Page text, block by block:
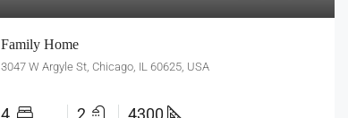
Family Home
3047 W Argyle St, Chicago, IL 60625, USA
4 2 4300